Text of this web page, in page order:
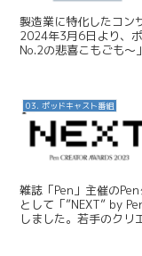
製造業に特化したコン
2024年3月6日より、
No.2の悲喜こもごも～
03. ポッドキャスト番組
雑誌「Pen」主催の
として「”NEXT” by
しました。若手のクリ